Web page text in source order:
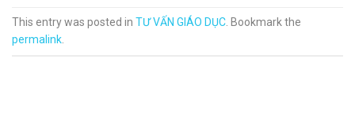
This entry was posted in TƯ VẤN GIÁO DỤC. Bookmark the
permalink.